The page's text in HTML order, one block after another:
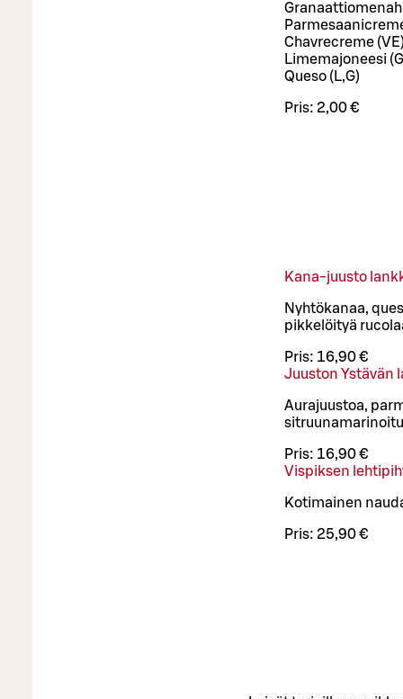
Chavrecreme (VE)
Limemajoneesi
Queso (L,G)
Pris: 2,00 €
Kana-juusto
Nyhtökanaa,
pikkelöityä
Pris: 16,90 €
Juuston Ystävän
Aurajuustoa,
Pris: 16,90 €
Vispiksen
Kotimainen
Pris: 25,90 €